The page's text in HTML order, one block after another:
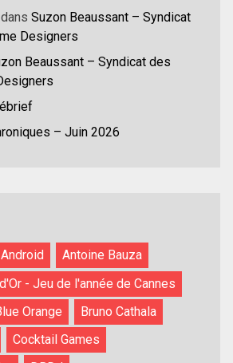
dans Suzon Beaussant – Syndicat
Designers
Beaussant – Syndicat des
– Juin 2026
Android
Antoine Bauza
- Jeu de l'année de Cannes
Orange
Bruno Cathala
Cocktail Games